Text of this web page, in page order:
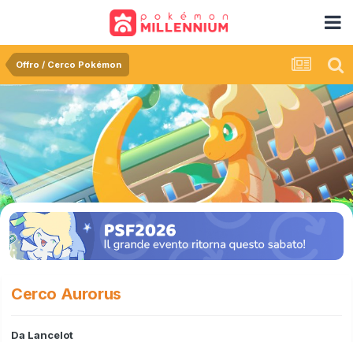
Offro / Cerco Pokémon
Cerco Aurorus
Da Lancelot